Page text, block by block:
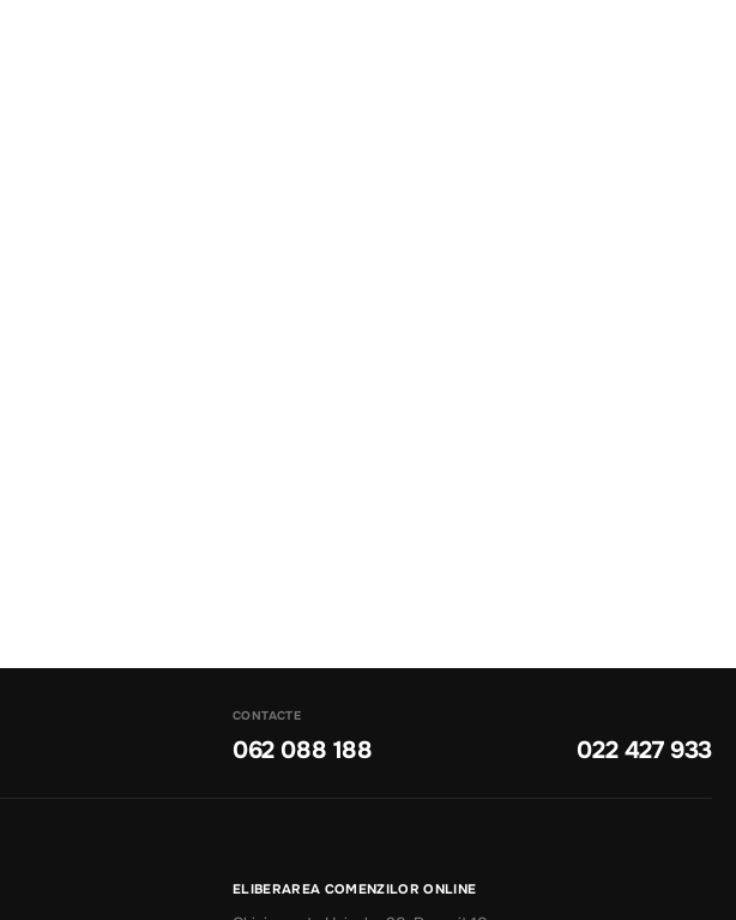
CONTACTE
062 088 188 022 427 933
ELIBERAREA COMENZILOR ONLINE